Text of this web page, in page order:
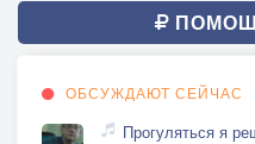
ОБСУЖДАЮТ СЕЙЧАС
Прогуляться я